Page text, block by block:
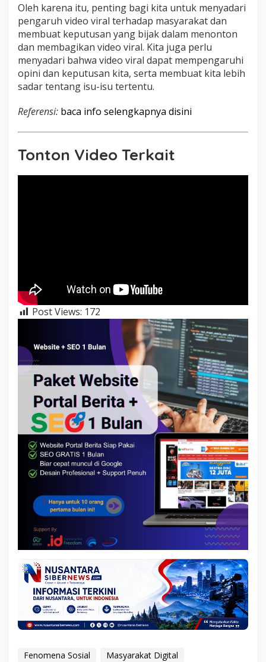
Oleh karena itu, penting bagi kita untuk menyadari
pengaruh video viral terhadap masyarakat dan
membuat keputusan yang bijak dalam menonton
dan membagikan video viral. Kita juga perlu
menyadari bahwa video viral dapat mempengaruhi
opini dan keputusan kita, serta membuat kita lebih
sadar tentang isu-isu tertentu.
Referensi: baca info selengkapnya disini
Tonton Video Terkait
Post Views: 172
Fenomena Sosial
Masyarakat Digital